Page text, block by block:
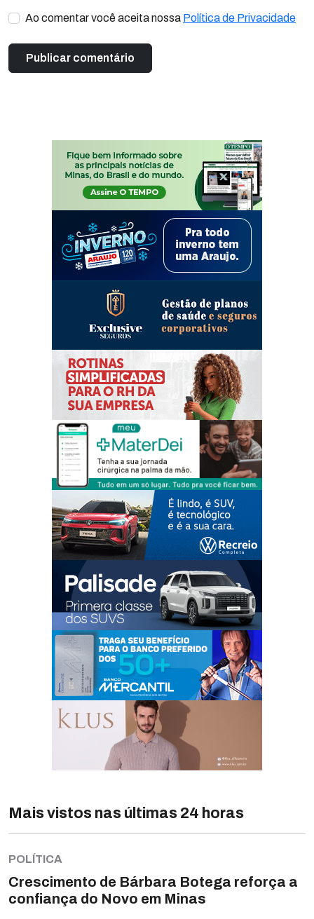
Ao comentar você aceita nossa Política de Privacidade
Mais vistos nas últimas 24 horas
POLÍTICA
Crescimento de Bárbara Botega reforça a
confiança do Novo em Minas